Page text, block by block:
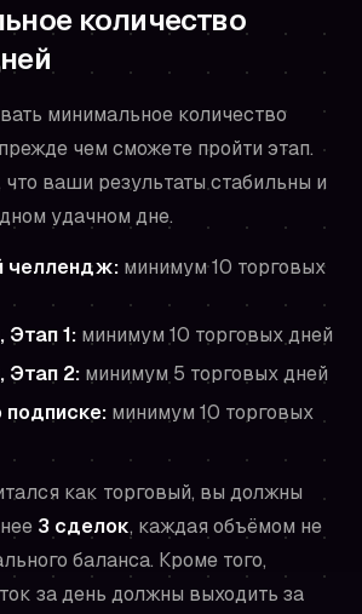
количество
минимальное количество
чем сможете пройти этап.
что ваши результаты стабильны и
удачном дне.
челлендж: минимум 10 торговых
Этап 1: минимум 10 торговых дней
Этап 2: минимум 5 торговых дней
минимум 10 торговых
как торговый, вы должны
3 сделок, каждая объёмом не
баланса. Кроме того,
за день должны выходить за